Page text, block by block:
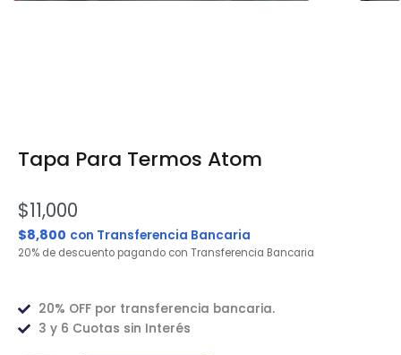
Tapa Para Termos Atom
$11,000
$8,800 con Transferencia Bancaria
20% de descuento pagando con Transferencia Bancaria
20% OFF por transferencia bancaria.
3 y 6 Cuotas sin Interés